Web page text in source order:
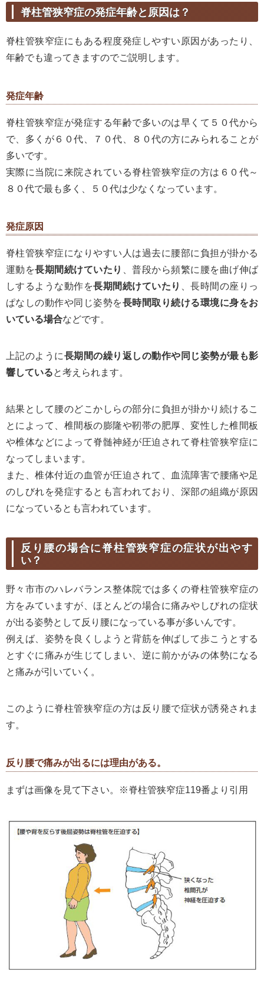
脊柱管狭窄症の発症年齢と原因は？
脊柱管狭窄症にもある程度発症しやすい原因があったり、
年齢でも違ってきますのでご説明します。
発症年齢
脊柱管狭窄症が発症する年齢で多いのは早くて５０代から
で、多くが６０代、７０代、８０代の方にみられることが
多いです。
実際に当院に来院されている脊柱管狭窄症の方は６０代～
８０代で最も多く、５０代は少なくなっています。
発症原因
脊柱管狭窄症になりやすい人は過去に腰部に負担が掛かる
運動を長期間続けていたり
、普段から頻繁に腰を曲げ伸ば
しするような動作を長期間続けていたり
、長時間の座りっ
ぱなしの動作や同じ姿勢を長時間取り続ける環境に身をお
いている場合などです。
上記のように長期間の繰り返しの動作や同じ姿勢が最も影
響していると考えられます。
結果として腰のどこかしらの部分に負担が掛かり続けるこ
とによって、椎間板の膨隆や靭帯の肥厚、変性した椎間板
や椎体などによって脊髄神経が圧迫されて脊柱管狭窄症に
なってしまいます。
また、椎体付近の血管が圧迫されて、血流障害で腰痛や足
のしびれを発症するとも言われており、深部の組織が原因
になっているとも言われています。
反り腰の場合に脊柱管狭窄症の症状が出やす
い？
野々市市のハレバランス整体院では多くの脊柱管狭窄症の
方をみていますが、ほとんどの場合に痛みやしびれの症状
が出る姿勢として反り腰になっている事が多いんです。
例えば、姿勢を良くしようと背筋を伸ばして歩こうとする
とすぐに痛みが生じてしまい、逆に前かがみの体勢になる
と痛みが引いていく。
このように脊柱管狭窄症の方は反り腰で症状が誘発されま
す。
反り腰で痛みが出るには理由がある。
まずは画像を見て下さい。※脊柱管狭窄症119番より引用